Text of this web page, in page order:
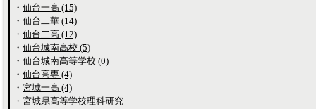
・ 仙台一高 (15)
・ 仙台二華 (14)
・ 仙台二高 (12)
・ 仙台城南高校 (5)
・ 仙台城南高等学校 (0)
・ 仙台高専 (4)
・ 宮城一高 (4)
・ 宮城県高等学校理科研究